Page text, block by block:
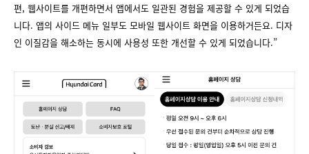
편, 웹사이트를 개편하면서 앱에서도 일관된 경험을 제공할 수 있게 되었습
니다. 앱의 사이드 메뉴 일부도 모바일 웹사이트 화면을 이용하거든요. 디자
인 이질감을 해소하는 동시에 사용성 또한 개선할 수 있게 되었습니다.”